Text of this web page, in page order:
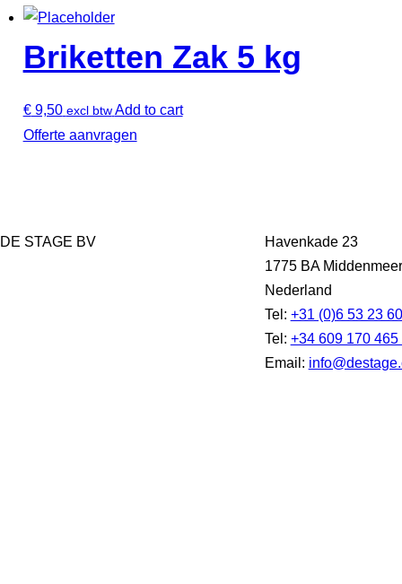
Briketten Zak 5 kg
€9,50 excl btw Add to cart
Offerte aanvragen
DE STAGE BV
Havenkade 23
1775 BA Middenmeer
Nederland
Tel: +31 (0)6 53 23
Tel: +34 609 170 465
Email: